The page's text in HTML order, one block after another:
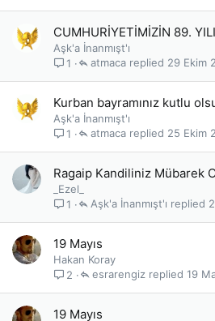
CUMHURİYETİMİZİN 89.
Aşk'a İnanmışt'ı
1
29 Ekim
atmaca
Kurban bayramınız kutlu
Aşk'a İnanmışt'ı
1
25 Ekim
atmaca
Ragaip Kandiliniz Mübarek
_Ezel_
1
Aşk'a İnanmışt'ı
19 Mayıs
Hakan Koray
2
19
esrarengiz
19 Mayıs